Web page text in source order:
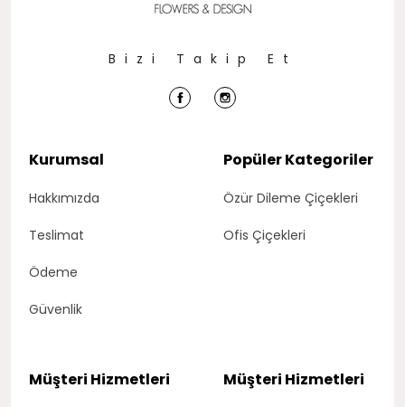
Kurumsal
Hakkımızda
Teslimat
Ödeme
Güvenlik
Popüler Kategoriler
Özür Dileme Çiçekleri
Ofis Çiçekleri
Bizi Takip Et
Müşteri Hizmetleri Müşteri Hizmetleri